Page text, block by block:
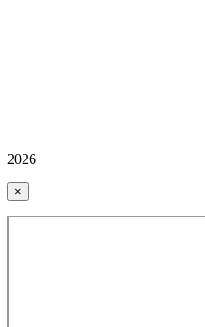
2026
×